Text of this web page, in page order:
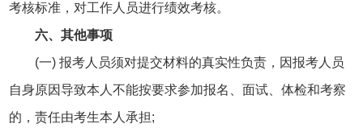
考核标准，对工作人员进行绩效考核。
六、其他事项
(一) 报考人员须对提交材料的真实性负责，因报考人员
自身原因导致本人不能按要求参加报名、面试、体检和考察
的，责任由考生本人承担;